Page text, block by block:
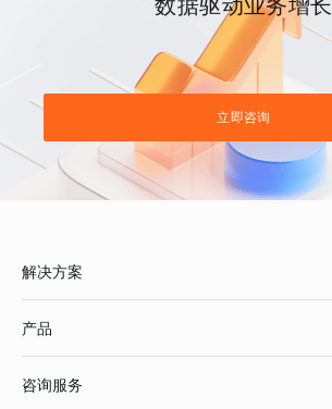
立即咨询
解决方案
产品
咨询服务